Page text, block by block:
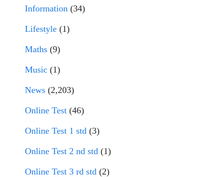
Information (34)
Lifestyle (1)
Maths (9)
Music (1)
News (2,203)
Online Test (46)
Online Test 1 std (3)
Online Test 2 nd std (1)
Online Test 3 rd std (2)